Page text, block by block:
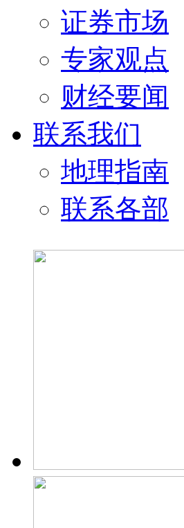
证券市场
专家观点
财经要闻
联系我们
地理指南
联系各部